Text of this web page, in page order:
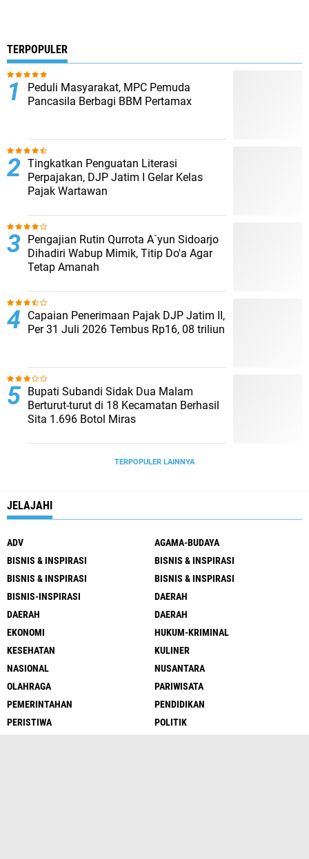
TERPOPULER
Peduli Masyarakat, MPC Pemuda
Pancasila Berbagi BBM Pertamax
Tingkatkan Penguatan Literasi
Perpajakan, DJP Jatim I Gelar Kelas
Pajak Wartawan
Pengajian Rutin Qurrota A`yun Sidoarjo
Dihadiri Wabup Mimik, Titip Do'a Agar
Tetap Amanah
Capaian Penerimaan Pajak DJP Jatim II,
Per 31 Juli 2026 Tembus Rp16, 08 triliun
Bupati Subandi Sidak Dua Malam
Berturut-turut di 18 Kecamatan Berhasil
Sita 1.696 Botol Miras
TERPOPULER LAINNYA
JELAJAHI
ADV
AGAMA-BUDAYA
BISNIS & INSPIRASI
BISNIS & INSPIRASI
BISNIS & INSPIRASI
BISNIS & INSPIRASI
BISNIS-INSPIRASI
DAERAH
DAERAH
DAERAH
EKONOMI
HUKUM-KRIMINAL
KESEHATAN
KULINER
NASIONAL
NUSANTARA
OLAHRAGA
PARIWISATA
PEMERINTAHAN
PENDIDIKAN
PERISTIWA
POLITIK